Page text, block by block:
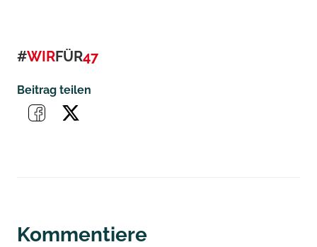
#WIRFÜR47
Beitrag teilen
Kommentiere